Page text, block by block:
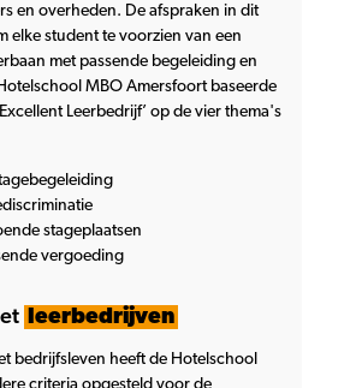
en overheden. De afspraken in dit
elke student te voorzien van een
met passende begeleiding en
MBO Amersfoort baseerde
Leerbedrijf’ op de vier thema's
stageplaatsen
vergoeding
leerbedrijven
bedrijfsleven heeft de Hotelschool
criteria opgesteld voor de